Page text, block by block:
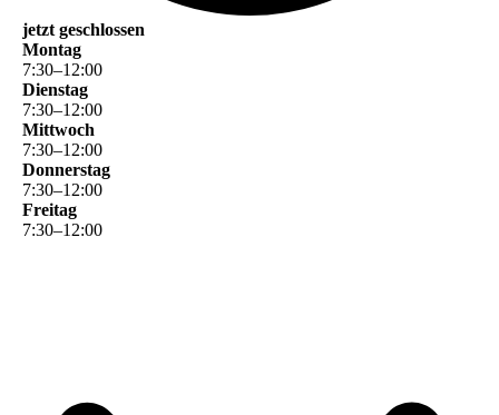
jetzt geschlossen
Montag
7:30–12:00
Dienstag
7:30–12:00
Mittwoch
7:30–12:00
Donnerstag
7:30–12:00
Freitag
7:30–12:00